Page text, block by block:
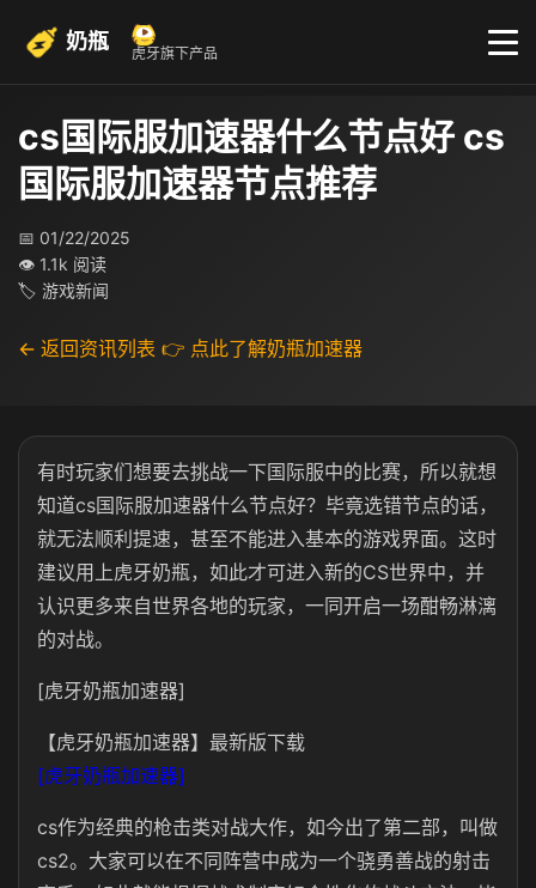
奶瓶 虎牙旗下产品
cs国际服加速器什么节点好 cs
国际服加速器节点推荐
📅 01/22/2025
👁 1.1k 阅读
🏷 游戏新闻
← 返回资讯列表 👉 点此了解奶瓶加速器
有时玩家们想要去挑战一下国际服中的比赛，所以就想
知道cs国际服加速器什么节点好？毕竟选错节点的话，
就无法顺利提速，甚至不能进入基本的游戏界面。这时
建议用上虎牙奶瓶，如此才可进入新的CS世界中，并
认识更多来自世界各地的玩家，一同开启一场酣畅淋漓
的对战。
[虎牙奶瓶加速器]
【虎牙奶瓶加速器】最新版下载
[虎牙奶瓶加速器]
cs作为经典的枪击类对战大作，如今出了第二部，叫做
cs2。大家可以在不同阵营中成为一个骁勇善战的射击